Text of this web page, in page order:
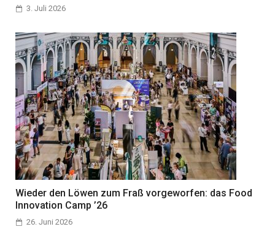
3. Juli 2026
Wieder den Löwen zum Fraß vorgeworfen: das Food
Innovation Camp ’26
26. Juni 2026